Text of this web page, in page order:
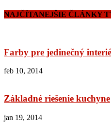
NAJČÍTANEJŠIE ČLÁNKY
Farby pre jedinečný
feb 10, 2014
Základné riešenie kuchyne
jan 19, 2014